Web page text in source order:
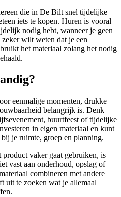
die in De Bilt snel tijdelijke
iets te kopen. Huren is vooral
nodig hebt, wanneer je geen
wilt weten dat je een
het materiaal zolang het nodig
eenmalige momenten, drukke
belangrijk is. Denk
buurtfeest of tijdelijke
in eigen materiaal en kunt
je ruimte, groep en planning.
vaker gaat gebruiken, is
vast aan onderhoud, opslag of
combineren met andere
uit te zoeken wat je allemaal